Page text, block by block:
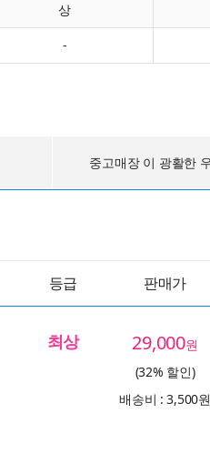
상
-
중고매장 이 광활한
등급 판매가
최상 29,000원
(32% 할인)
배송비 : 3,500원